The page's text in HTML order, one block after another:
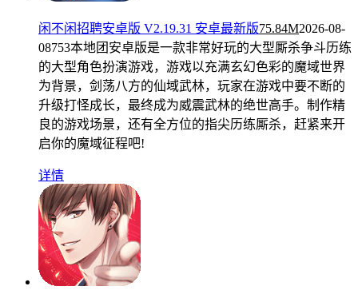
闲不闲招聘安卓版 V2.19.31 安卓最新版75.84M2026-08-
08753本地团安卓版是一款非常好玩的大型厮杀争斗历练
的大型角色扮演游戏，游戏以充满玄幻色彩的魔域世界
为背景，剑荡八方的仙域武林，玩家在游戏中要不断的
升级打怪成长，最终成为威震武林的绝世高手。制作精
良的游戏场景，还有全方位的指尖历练厮杀，赶紧来开
启你的魔域征程吧!
详情